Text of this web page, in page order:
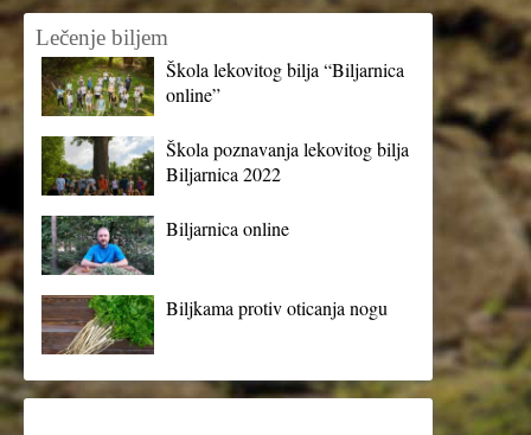
Lečenje biljem
Škola lekovitog bilja “Biljarnica
online”
Škola poznavanja lekovitog bilja
Biljarnica 2022
Biljarnica online
Biljkama protiv oticanja nogu